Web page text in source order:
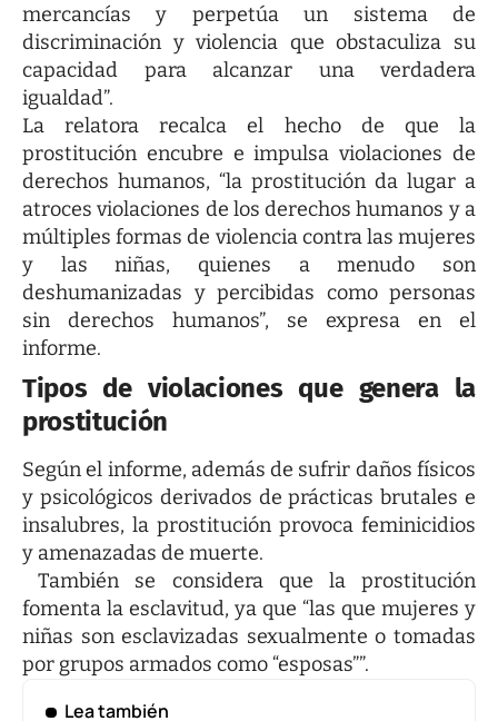
mercancías y perpetúa un sistema de
discriminación y violencia que obstaculiza su
capacidad para alcanzar una verdadera
igualdad”.
La relatora recalca el hecho de que la
prostitución encubre e impulsa violaciones de
derechos humanos, “la prostitución da lugar a
atroces violaciones de los derechos humanos y a
múltiples formas de violencia contra las mujeres
y las niñas, quienes a menudo son
deshumanizadas y percibidas como personas
sin derechos humanos”, se expresa en el
informe.
Tipos de violaciones que genera la
prostitución
Según el informe, además de sufrir daños físicos
y psicológicos derivados de prácticas brutales e
insalubres, la prostitución provoca feminicidios
y amenazadas de muerte.
También se considera que la prostitución
fomenta la esclavitud, ya que “las que mujeres y
niñas son esclavizadas sexualmente o tomadas
por grupos armados como “esposas””.
Lea también